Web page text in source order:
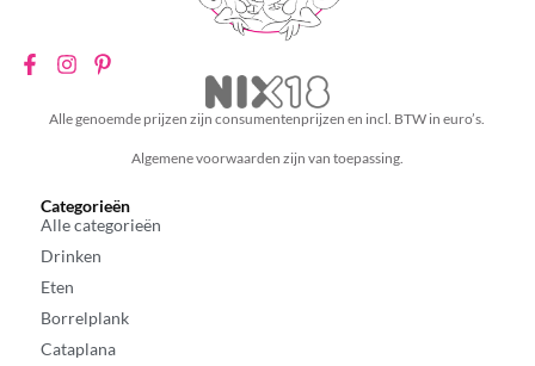
Alle genoemde prijzen zijn consumentenprijzen en incl. BTW in euro’s.
Algemene voorwaarden zijn van toepassing.
Categorieën
Alle categorieën
Drinken
Eten
Borrelplank
Cataplana